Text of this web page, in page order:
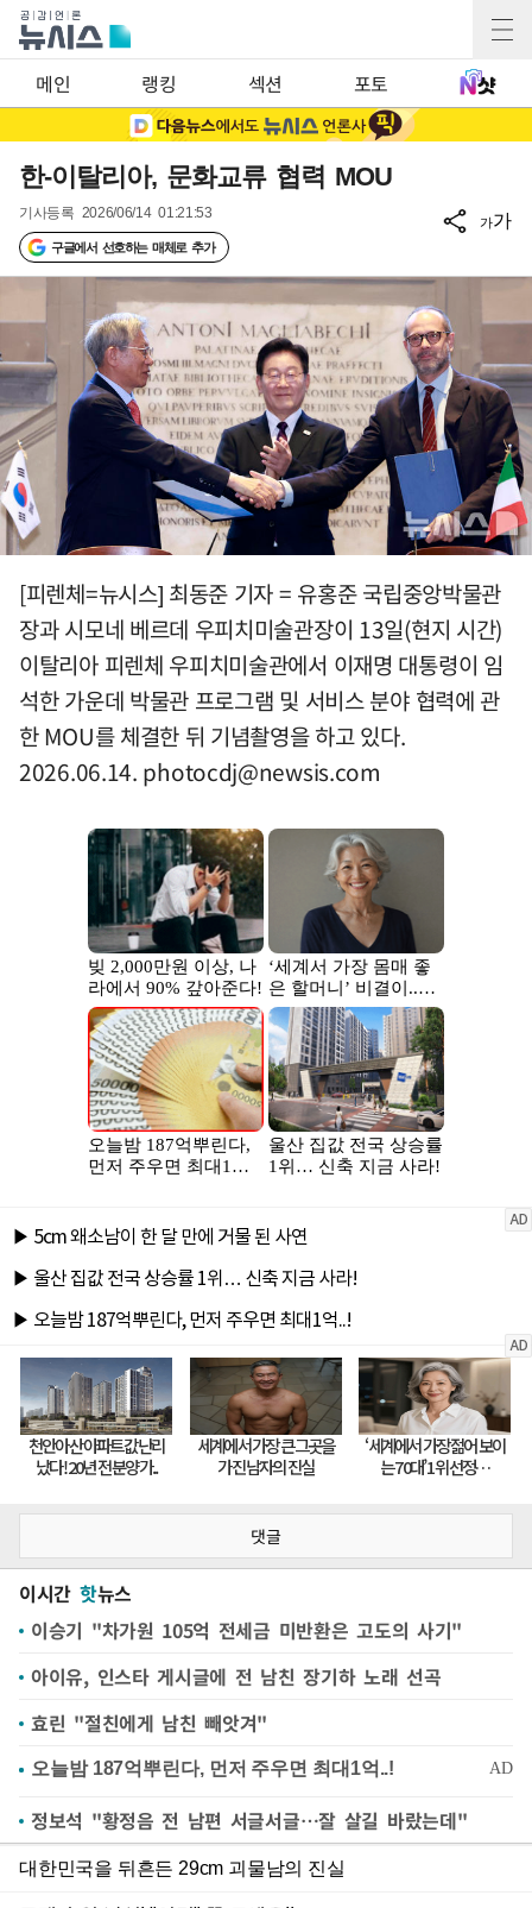
메인 랭킹 섹션 포토
한-이탈리아, 문화교류 협력 MOU
기사등록 2026/06/14 01:21:53
구글에서 선호하는 매체로 추가
가가
[피렌체=뉴시스] 최동준 기자 = 유홍준 국립중앙박물관
장과 시모네 베르데 우피치미술관장이 13일(현지 시간)
이탈리아 피렌체 우피치미술관에서 이재명 대통령이 임
석한 가운데 박물관 프로그램 및 서비스 분야 협력에 관
한 MOU를 체결한 뒤 기념촬영을 하고 있다.
2026.06.14. photocdj@newsis.com
댓글
이시간 핫뉴스
이승기 "차가원 105억 전세금 미반환은 고도의 사기"
아이유, 인스타 게시글에 전 남친 장기하 노래 선곡
효린 "절친에게 남친 빼앗겨"
정보석 "황정음 전 남편 서글서글…잘 살길 바랐는데"